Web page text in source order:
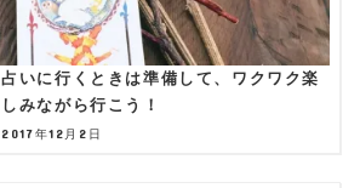
占いに行くときは準備して、ワクワク楽
しみながら行こう！
2017年12月2日